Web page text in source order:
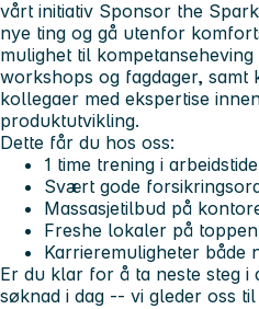
vårt initiativ Sponsor the
nye ting og gå utenfor
mulighet til
workshops og fagdager, samt
kollegaer med ekspertise
produktutvikling.
Dette får du hos oss:
1 time trening i
Svært gode
Massasjetilbud på
Freshe lokaler på
Karrieremuligheter både
Er du klar for å ta neste steg i
søknad i dag -- vi gleder oss